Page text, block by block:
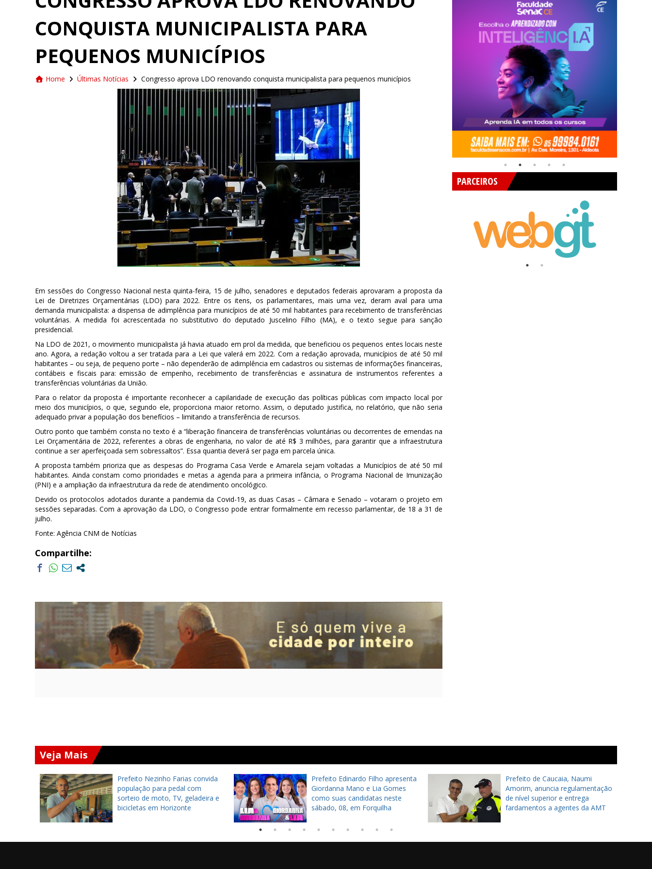
CONQUISTA MUNICIPALISTA PARA
PEQUENOS MUNICÍPIOS
Home Últimas Notícias Congresso aprova LDO renovando conquista municipalista para pequenos municípios
Em sessões do Congresso Nacional nesta quinta-feira, 15 de julho, senadores e deputados federais aprovaram a proposta da
Lei de Diretrizes Orçamentárias (LDO) para 2022. Entre os itens, os parlamentares, mais uma vez, deram aval para uma
demanda municipalista: a dispensa de adimplência para municípios de até 50 mil habitantes para recebimento de transferências
voluntárias. A medida foi acrescentada no substitutivo do deputado Juscelino Filho (MA), e o texto segue para sanção
presidencial.
Na LDO de 2021, o movimento municipalista já havia atuado em prol da medida, que beneficiou os pequenos entes locais neste
ano. Agora, a redação voltou a ser tratada para a Lei que valerá em 2022. Com a redação aprovada, municípios de até 50 mil
habitantes – ou seja, de pequeno porte – não dependerão de adimplência em cadastros ou sistemas de informações financeiras,
contábeis e fiscais para: emissão de empenho, recebimento de transferências e assinatura de instrumentos referentes a
transferências voluntárias da União.
Para o relator da proposta é importante reconhecer a capilaridade de execução das políticas públicas com impacto local por
meio dos municípios, o que, segundo ele, proporciona maior retorno. Assim, o deputado justifica, no relatório, que não seria
adequado privar a população dos benefícios – limitando a transferência de recursos.
Outro ponto que também consta no texto é a “liberação financeira de transferências voluntárias ou decorrentes de emendas na
Lei Orçamentária de 2022, referentes a obras de engenharia, no valor de até R$ 3 milhões, para garantir que a infraestrutura
continue a ser aperfeiçoada sem sobressaltos”. Essa quantia deverá ser paga em parcela única.
A proposta também prioriza que as despesas do Programa Casa Verde e Amarela sejam voltadas a Municípios de até 50 mil
habitantes. Ainda constam como prioridades e metas a agenda para a primeira infância, o Programa Nacional de Imunização
(PNI) e a ampliação da infraestrutura da rede de atendimento oncológico.
Devido os protocolos adotados durante a pandemia da Covid-19, as duas Casas – Câmara e Senado – votaram o projeto em
sessões separadas. Com a aprovação da LDO, o Congresso pode entrar formalmente em recesso parlamentar, de 18 a 31 de
julho.
Fonte: Agência CNM de Notícias
Compartilhe:
PARCEIROS
Veja Mais
Prefeito Nezinho Farias convida
população para pedal com
sorteio de moto, TV, geladeira e
bicicletas em Horizonte
Prefeito Edinardo Filho apresenta
Giordanna Mano e Lia Gomes
como suas candidatas neste
sábado, 08, em Forquilha
Prefeito de Caucaia, Naumi
Amorim, anuncia regulamentação
de nível superior e entrega
fardamentos a agentes da AMT